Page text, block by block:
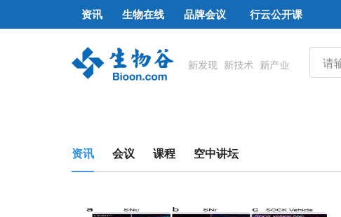
资讯 生物在线 品牌会议 行云公开课
资讯 会议 课程 空中讲坛